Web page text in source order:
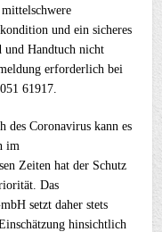
und ein sicheres
und Handtuch nicht
erforderlich bei
61917.
des Coronavirus kann es
im
Zeiten hat der Schutz
Das
setzt daher stets
hinsichtlich